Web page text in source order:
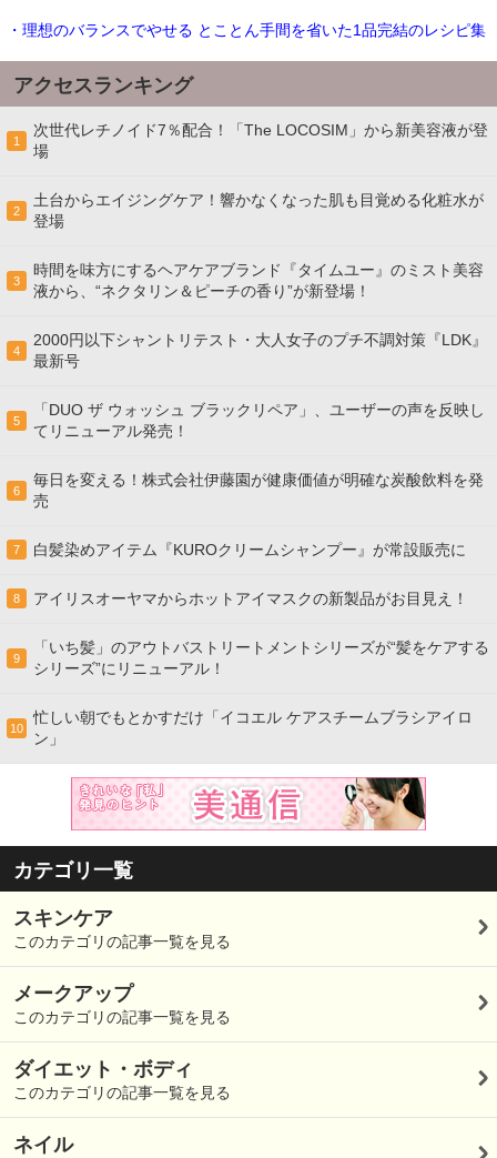
・理想のバランスでやせる とことん手間を省いた1品完結のレシピ集
アクセスランキング
1
次世代レチノイド7％配合！「The LOCOSIM」から新美容液が登
場
2
土台からエイジングケア！響かなくなった肌も目覚める化粧水が
登場
3
時間を味方にするヘアケアブランド『タイムユー』のミスト美容
液から、“ネクタリン＆ピーチの香り”が新登場！
4
2000円以下シャントリテスト・大人女子のプチ不調対策『LDK』
最新号
5
「DUO ザ ウォッシュ ブラックリペア」、ユーザーの声を反映し
てリニューアル発売！
6
毎日を変える！株式会社伊藤園が健康価値が明確な炭酸飲料を発
売
7 白髪染めアイテム『KUROクリームシャンプー』が常設販売に
8 アイリスオーヤマからホットアイマスクの新製品がお目見え！
9
「いち髪」のアウトバストリートメントシリーズが“髪をケアする
シリーズ”にリニューアル！
10
忙しい朝でもとかすだけ「イコエル ケアスチームブラシアイロ
ン」
カテゴリ一覧
スキンケア
このカテゴリの記事一覧を見る
メークアップ
このカテゴリの記事一覧を見る
ダイエット・ボディ
このカテゴリの記事一覧を見る
ネイル